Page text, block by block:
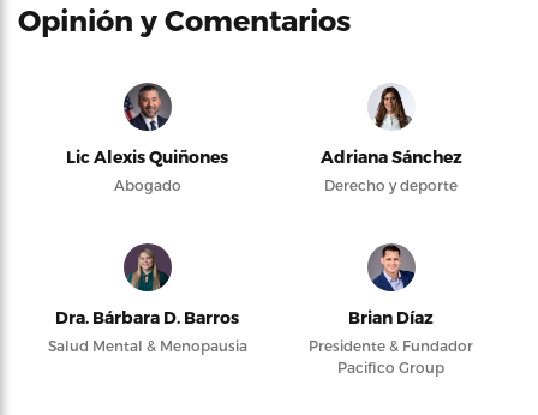
Opinión y Comentarios
Lic Alexis Quiñones
Abogado
Adriana Sánchez
Derecho y deporte
Dra. Bárbara D. Barros
Salud Mental & Menopausia
Brian Díaz
Presidente & Fundador
Pacifico Group